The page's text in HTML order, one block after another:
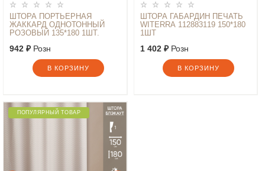
ШТОРА ПОРТЬЕРНАЯ
ЖАККАРД ОДНОТОННЫЙ
РОЗОВЫЙ 135*180 1ШТ.
942 ₽Розн
В КОРЗИНУ
ШТОРА ГАБАРДИН ПЕЧАТЬ
WITERRA 112883119 150*180
1ШТ
1 402 ₽Розн
В КОРЗИНУ
ПОПУЛЯРНЫЙ ТОВАР